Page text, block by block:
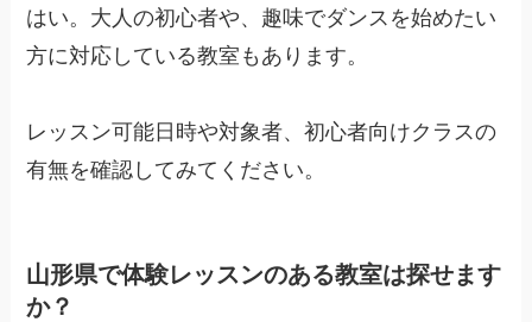
はい。大人の初心者や、趣味でダンスを始めたい
方に対応している教室もあります。
レッスン可能日時や対象者、初心者向けクラスの
有無を確認してみてください。
山形県で体験レッスンのある教室は探せます
か？